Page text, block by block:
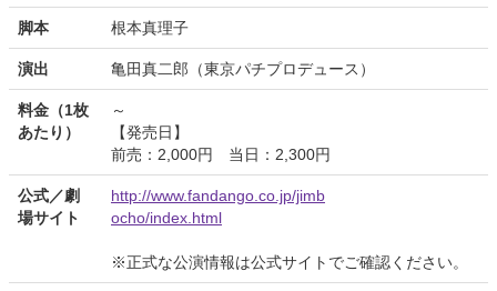
脚本 根本真理子
演出 亀田真二郎（東京パチプロデュース）
料金（1枚
あたり）
～
【発売日】
前売：2,000円 当日：2,300円
公式／劇
場サイト
http://www.fandango.co.jp/jimb
ocho/index.html
※正式な公演情報は公式サイトでご確認ください。